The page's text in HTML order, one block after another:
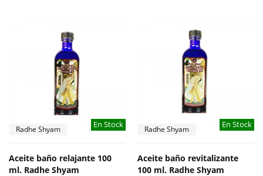
En Stock
Radhe Shyam
Aceite baño relajante 100
ml. Radhe Shyam
En Stock
Radhe Shyam
Aceite baño revitalizante
100 ml. Radhe Shyam